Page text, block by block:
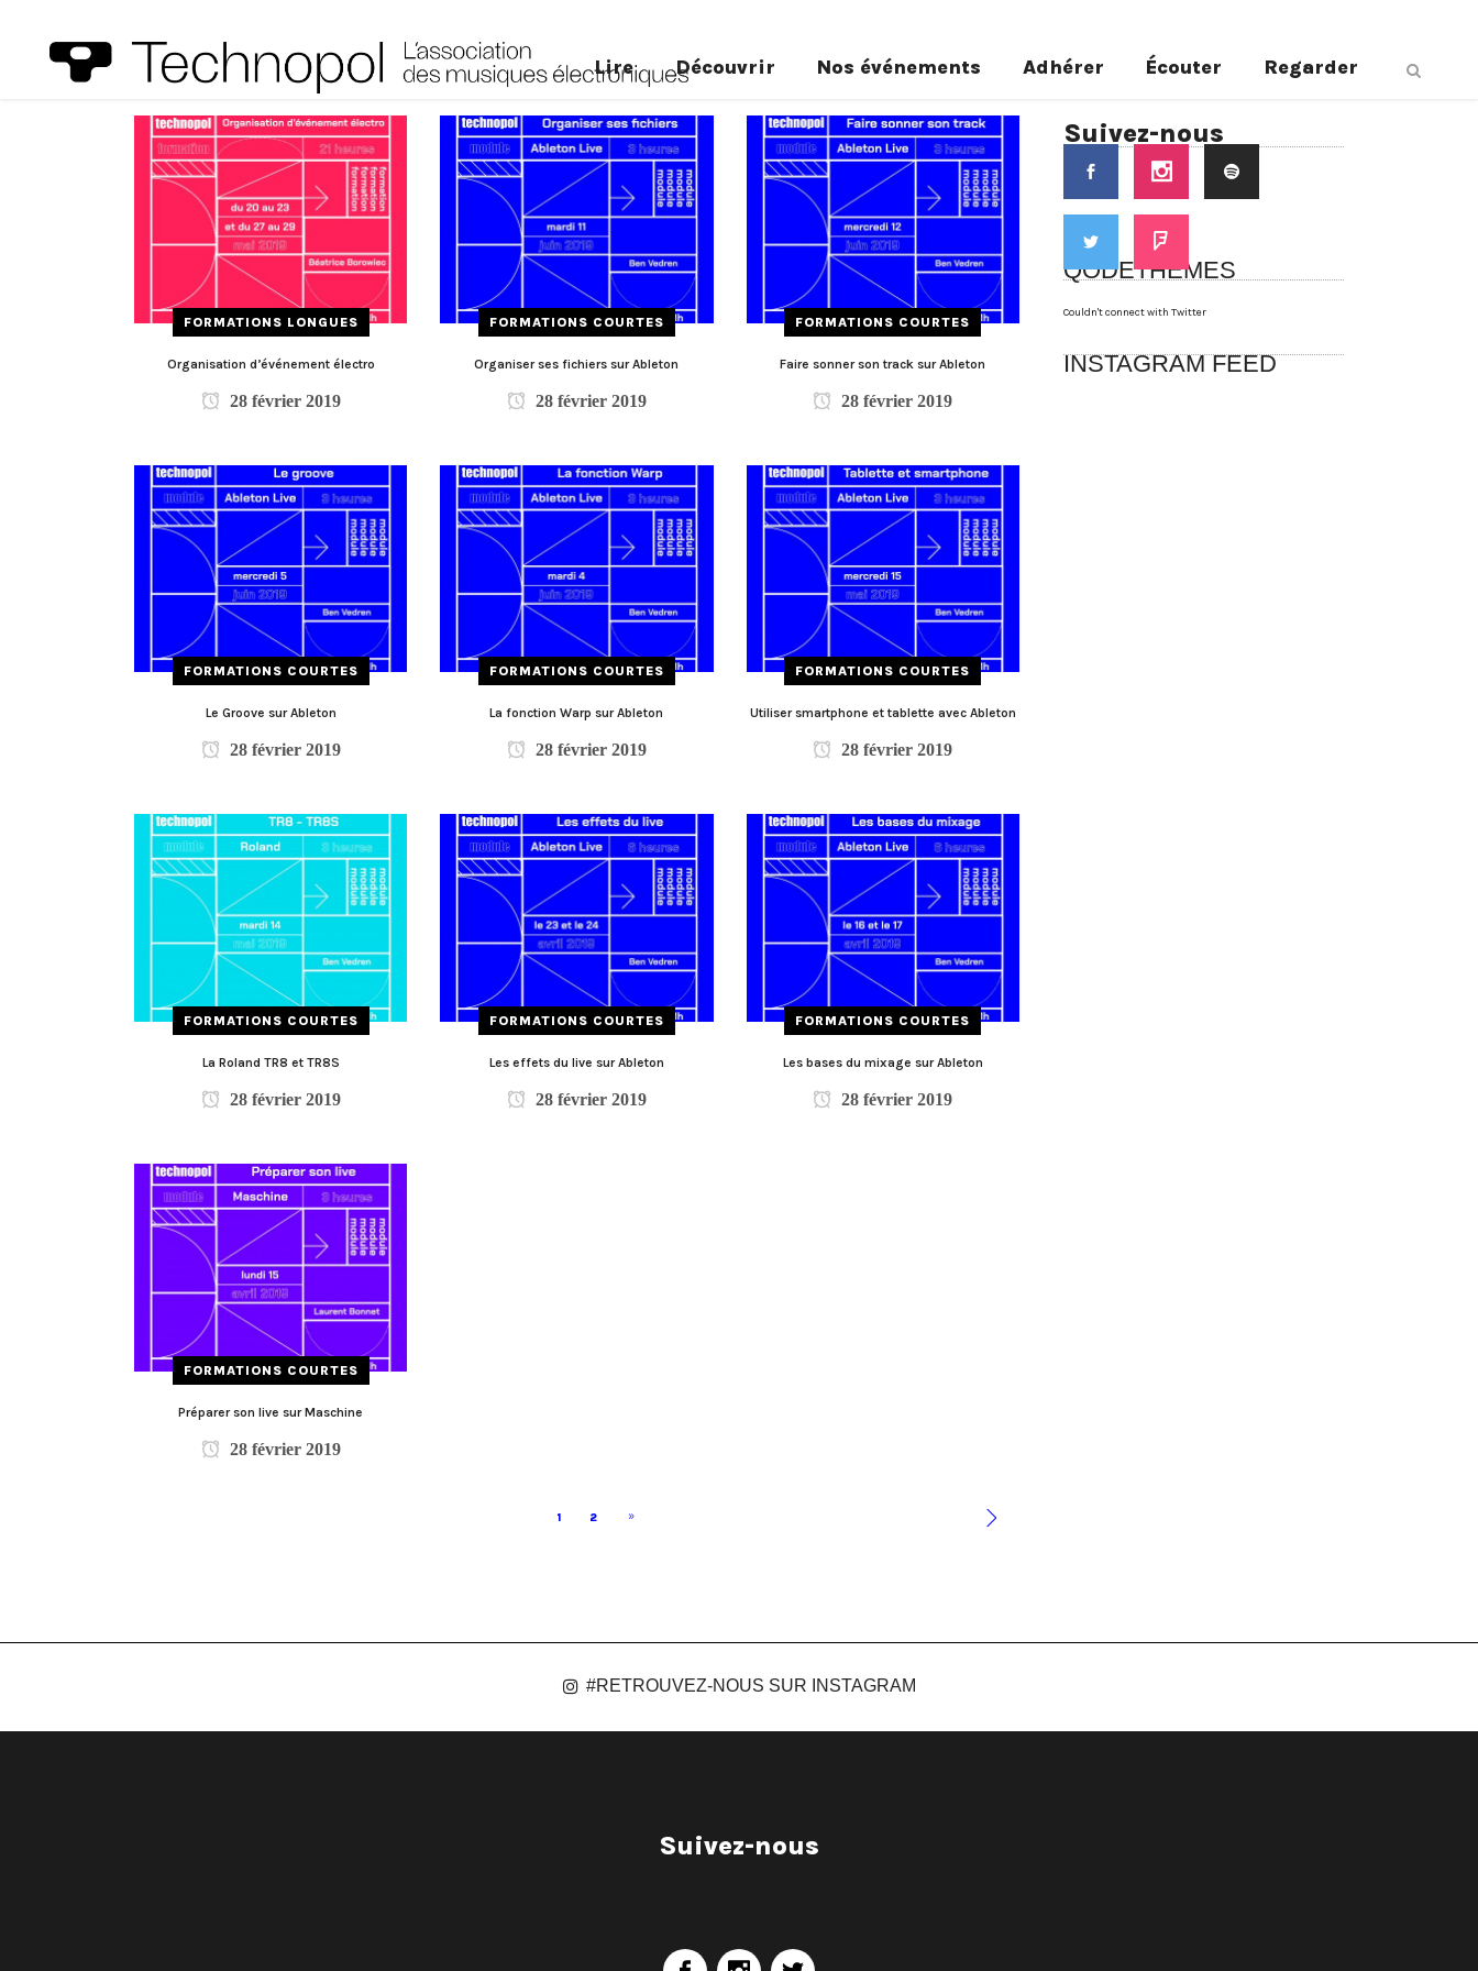
Lire Découvrir Nos événements Adhérer Écouter Regarder
FORMATIONS LONGUES
Organisation d’événement électro
28 février 2019
FORMATIONS COURTES
Organiser ses fichiers sur Ableton
28 février 2019
FORMATIONS COURTES
Faire sonner son track sur Ableton
28 février 2019
FORMATIONS COURTES
Le Groove sur Ableton
28 février 2019
FORMATIONS COURTES
La fonction Warp sur Ableton
28 février 2019
FORMATIONS COURTES
Utiliser smartphone et tablette avec Ableton
28 février 2019
FORMATIONS COURTES
La Roland TR8 et TR8S
28 février 2019
FORMATIONS COURTES
Les effets du live sur Ableton
28 février 2019
FORMATIONS COURTES
Les bases du mixage sur Ableton
28 février 2019
FORMATIONS COURTES
Préparer son live sur Maschine
28 février 2019
1 2
Suivez-nous
QODETHEMES
Couldn't connect with Twitter
INSTAGRAM FEED
#RETROUVEZ-NOUS SUR INSTAGRAM
Suivez-nous